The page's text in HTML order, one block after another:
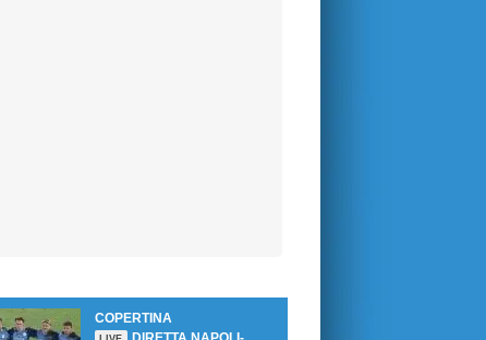
COPERTINA